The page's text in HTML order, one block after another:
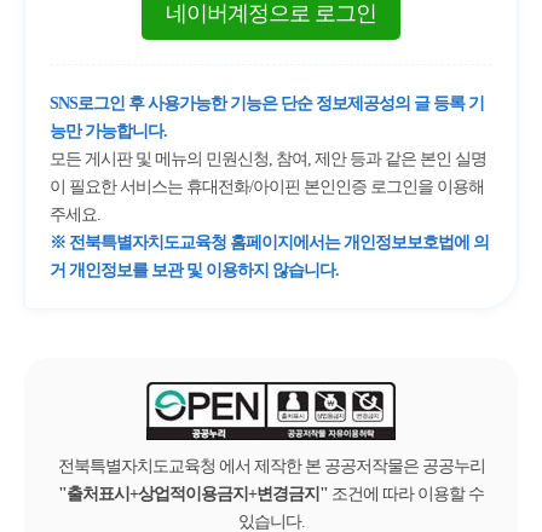
네이버계정으로 로그인
SNS로그인 후 사용가능한 기능은 단순 정보제공성의 글 등록 기
능만 가능합니다.
모든 게시판 및 메뉴의 민원신청, 참여, 제안 등과 같은 본인 실명
이 필요한 서비스는 휴대전화/아이핀 본인인증 로그인을 이용해
주세요.
※ 전북특별자치도교육청 홈페이지에서는 개인정보보호법에 의
거 개인정보를 보관 및 이용하지 않습니다.
전북특별자치도교육청 에서 제작한 본 공공저작물은 공공누리
출처표시+상업적이용금지+변경금지
조건에 따라 이용할 수
있습니다.